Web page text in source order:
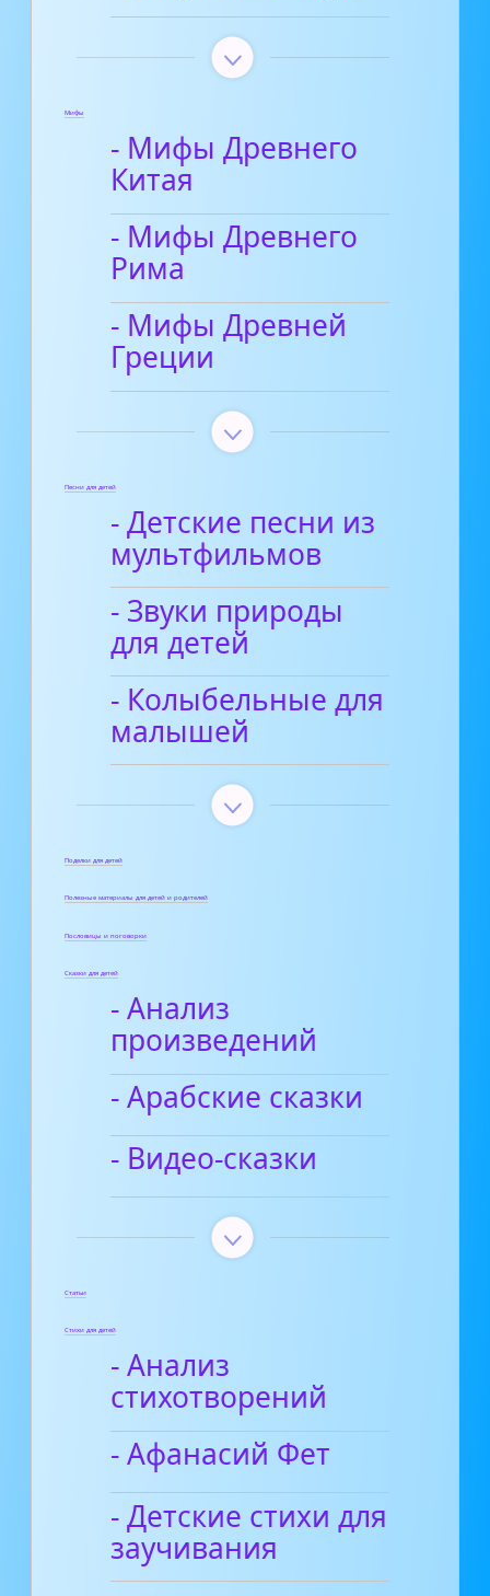
Мифы
- Мифы Древнего
Китая
- Мифы Древнего
Рима
- Мифы Древней
Греции
Песни для детей
- Детские песни из
мультфильмов
- Звуки природы
для детей
- Колыбельные для
малышей
Поделки для детей
Полезные материалы для детей и родителей
Пословицы и поговорки
Сказки для детей
- Анализ
произведений
- Арабские сказки
- Видео-сказки
Статьи
Стихи для детей
- Анализ
стихотворений
- Афанасий Фет
- Детские стихи для
заучивания